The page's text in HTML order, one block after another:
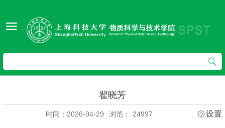
翟晓芳
时间：2026-04-29 浏览： 24997 设置